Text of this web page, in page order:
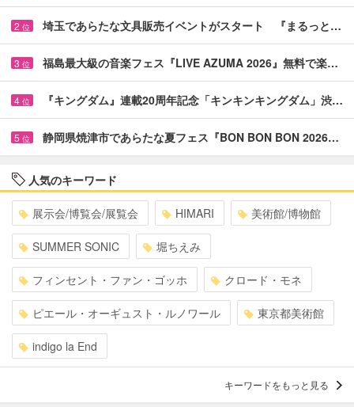
2 位 埼玉であらたな文具販売イベントがスタート 『まるっと…
3 位 福島最大級の音楽フェス『LIVE AZUMA 2026』無料で楽…
4 位 『キングダム』連載20周年記念「キンキンキングダム」渋…
5 位 静岡県焼津市であらたな夏フェス『BON BON BON 2026…
人気のキーワード
展示会/博覧会/展覧会 HIMARI 美術館/博物館
SUMMER SONIC 堀ちえみ
フィンセント・ファン・ゴッホ クロード・モネ
ピエール・オーギュスト・ルノワール 東京都美術館
indigo la End
キーワードをもっと見る